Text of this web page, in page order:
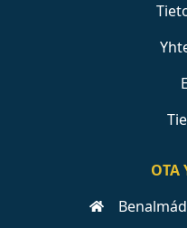
OTA